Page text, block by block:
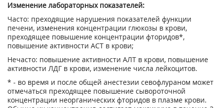
Изменение лабораторных показателей:
Часто: преходящие нарушения показателей функции
печени, изменения концентрации глюкозы в крови,
преходящее повышение концентрации фторидов*,
повышение активности ACT в крови;
Нечасто: повышение активности АЛТ в крови, повышение
активности ЛДГ в крови, изменение числа лейкоцитов.
* - во время и после общей анестезии севофлураном может
отмечаться преходящее повышение сывороточной
концентрации неорганических фторидов в плазме крови.